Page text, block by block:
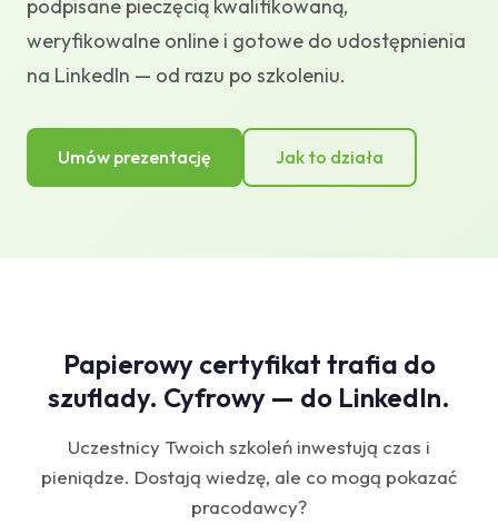
podpisane pieczęcią kwalifikowaną,
weryfikowalne online i gotowe do udostępnienia
na LinkedIn — od razu po szkoleniu.
Umów prezentację Jak to działa
Papierowy certyfikat trafia do
szuflady. Cyfrowy — do LinkedIn.
Uczestnicy Twoich szkoleń inwestują czas i
pieniądze. Dostają wiedzę, ale co mogą pokazać
pracodawcy?